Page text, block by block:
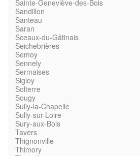
Sainte-Geneviève-des-Bois
Sandillon
Santeau
Saran
Sceaux-du-Gâtinais
Seichebrières
Semoy
Sennely
Sermaises
Sigloy
Solterre
Sougy
Sully-la-Chapelle
Sully-sur-Loire
Sury-aux-Bois
Tavers
Thignonville
Thimory